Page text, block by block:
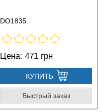
DO1835
Цена: 471 грн
КУПИТЬ
Быстрый заказ